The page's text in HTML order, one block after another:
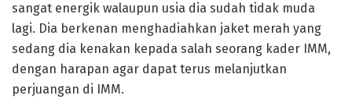
sangat energik walaupun usia dia sudah tidak muda
lagi. Dia berkenan menghadiahkan jaket merah yang
sedang dia kenakan kepada salah seorang kader IMM,
dengan harapan agar dapat terus melanjutkan
perjuangan di IMM.